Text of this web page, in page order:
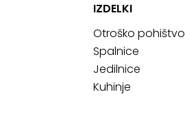
IZDELKI
Otroško pohištvo
Spalnice
Jedilnice
Kuhinje